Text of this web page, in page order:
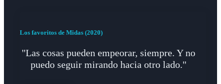
Los favoritos de Midas (2020)
"Las cosas pueden empeorar, siempre. Y no
puedo seguir mirando hacia otro lado."